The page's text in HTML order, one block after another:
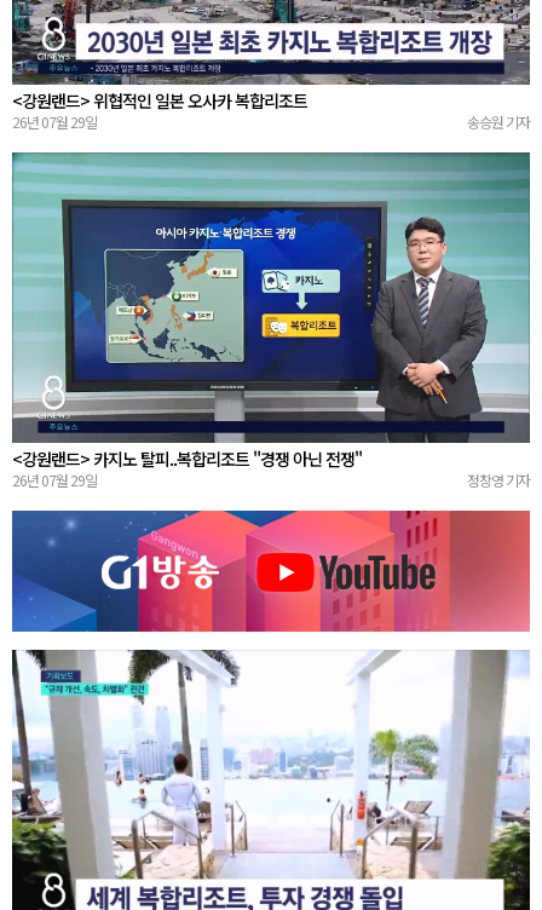
<강원랜드> 위협적인 일본 오사카 복합리조트
26년 07월 29일 송승원 기자
<강원랜드> 카지노 탈피..복합리조트 "경쟁 아닌 전쟁"
26년 07월 29일 정창영 기자